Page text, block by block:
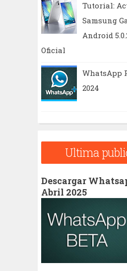
Tutorial:
Samsung
Android
Oficial
WhatsApp
2024
Ultima
Descargar
Abril 2025